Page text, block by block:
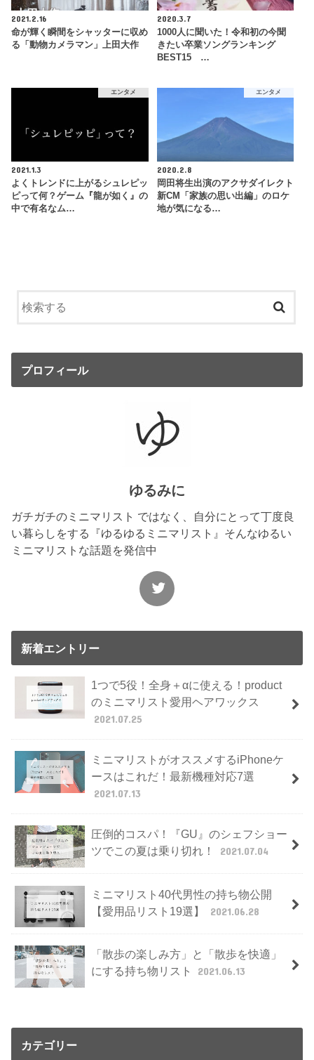
2021.2.16
命が輝く瞬間をシャッターに収め
る「動物カメラマン」上田大作
2020.3.7
1000人に聞いた！令和初の今聞
きたい卒業ソングランキング
BEST15 …
エンタメ
2021.1.3
よくトレンドに上がるシュレピッ
ピって何？ゲーム『龍が如く』の
中で有名なム…
エンタメ
2020.2.8
岡田将生出演のアクサダイレクト
新CM「家族の思い出編」のロケ
地が気になる…
プロフィール
ゆるみに
ガチガチのミニマリスト ではなく、自分にとって丁度良
い暮らしをする『ゆるゆるミニマリスト』そんなゆるい
ミニマリストな話題を発信中
新着エントリー
1つで5役！全身＋αに使える！product
のミニマリスト愛用ヘアワックス
2021.07.25
ミニマリストがオススメするiPhoneケ
ースはこれだ！最新機種対応7選
2021.07.13
圧倒的コスパ！『GU』のシェフショー
ツでこの夏は乗り切れ！
2021.07.04
ミニマリスト40代男性の持ち物公開
【愛用品リスト19選】
2021.06.28
「散歩の楽しみ方」と「散歩を快適」
にする持ち物リスト
2021.06.13
カテゴリー